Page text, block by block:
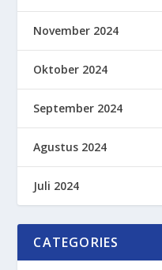
November 2024
Oktober 2024
September 2024
Agustus 2024
Juli 2024
CATEGORIES